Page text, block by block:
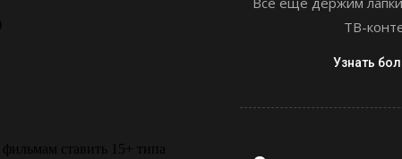
ТВ-
Узнать